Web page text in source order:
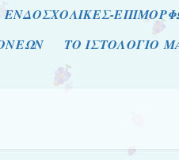
ΕΝΔΟΣΧΟΛΙΚΕΣ-
ΤΟ ΙΣΤΟΛΟΓΙΟ